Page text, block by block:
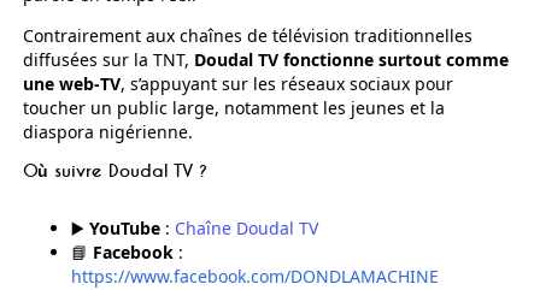
Contrairement aux chaînes de télévision traditionnelles
diffusées sur la TNT, Doudal TV fonctionne surtout comme
une web‑TV, s’appuyant sur les réseaux sociaux pour
toucher un public large, notamment les jeunes et la
diaspora nigérienne.
Où suivre Doudal TV ?
▶️YouTube : Chaîne Doudal TV
📘 Facebook :
https://www.facebook.com/DONDLAMACHINE